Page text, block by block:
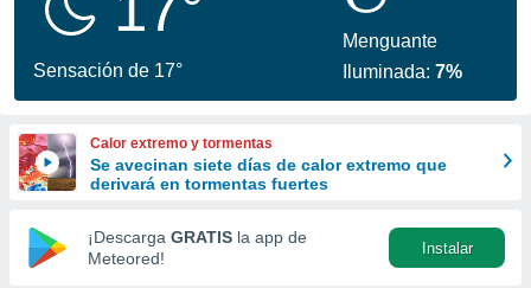
se
calidad.
a este
las
y
forma
digital
basada
Sensación de 17°
Menguante
Iluminada:7%
Calor extremo y tormentas
Se avecinan siete días de calor extremo que
derivará en tormentas fuertes
¡Descarga GRATIS la app de
Meteored!
Instalar